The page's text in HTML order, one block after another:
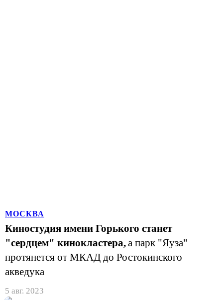
МОСКВА
Киностудия имени Горького станет
"сердцем" кинокластера,а парк "Яуза"
протянется от МКАД до Ростокинского
акведука
5 авг. 2023